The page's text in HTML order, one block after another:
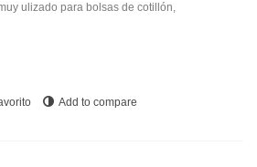
ulizado para bolsas de cotillón,
Add to compare